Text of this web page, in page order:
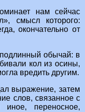
нам сейчас
смысл которого:
окончательно от
обычай: в
кол из осины,
вредить другим.
выражение, затем
слов, связанное с
переносное,